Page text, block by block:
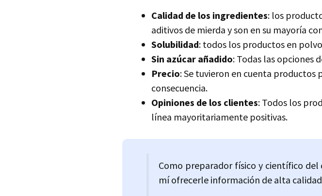
Calidad de los ingredientes: los
aditivos de mierda y son en su mayoría
Solubilidad: todos los productos en
Sin azúcar añadido: Todas las opciones
Precio: Se tuvieron en cuenta productos
consecuencia.
Opiniones de los clientes: Todos los
línea mayoritariamente positivas.
Como preparador físico y científico
mí ofrecerle información de alta